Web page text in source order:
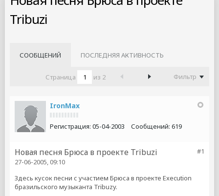
Tribuzi
СООБЩЕНИЙ ПОСЛЕДНЯЯ АКТИВНОСТЬ
Страница из 2 Фильтр
IronMax
Регистрация: 05-04-2003 Сообщений: 619
#1
Новая песня Брюса в проекте Tribuzi
27-06-2005, 09:10
Здесь кусок песни с участием Брюса в проекте Execution
бразильского музыканта Tribuzy.